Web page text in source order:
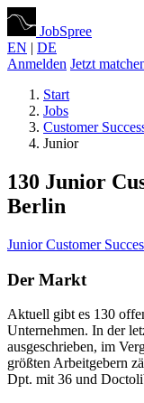
JobSpree
EN | DE
Anmelden Jetzt
Start
Jobs
Customer
Junior
130 Junior
Berlin
Junior Customer
Der Markt
Aktuell gibt es 130
Unternehmen. In der
ausgeschrieben, im
größten Arbeitgebern
Dpt. mit 36 und